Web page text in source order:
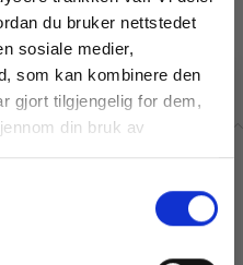
du bruker nettstedet
sosiale medier,
som kan kombinere den
gjort tilgjengelig for dem,
din bruk av
fra «Hooked»
nederlandsk og fransk)
ha